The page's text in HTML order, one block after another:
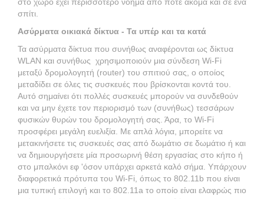
στο χώρο έχει περισσότερο νόημα από ποτέ ακόμα και σε ένα
σπίτι.
Ασύρματα οικιακά δίκτυα - Τα υπέρ και τα κατά
Τα ασύρματα δίκτυα που συνήθως αναφέρονται ως δίκτυα
WLAN και συνήθως χρησιμοποιούν μια σύνδεση Wi-Fi
μεταξύ δρομολογητή (router) του σπιτιού σας, ο οποίος
μεταδίδει σε όλες τις συσκευές που βρίσκονται κοντά του.
Αυτό σημαίνει ότι πολλές συσκευές μπορούν να συνδεθούν
και να μην έχετε τον περιορισμό των (συνήθως) τεσσάρων
φυσικών θυρών του δρομολογητή σας. Άρα, το Wi-Fi
προσφέρει μεγάλη ευελιξία. Με απλά λόγια, μπορείτε να
μετακινήσετε τις συσκευές σας από δωμάτιο σε δωμάτιο ή και
να δημιουργήσετε μία προσωρινή θέση εργασίας στο κήπο ή
στο μπαλκόνι εφ 'όσον υπάρχει αρκετά καλό σήμα. Υπάρχουν
διαφορετικά πρότυπα του Wi-Fi, όπως το 802.11b που είναι
μια τυπική επιλογή και το 802.11a το οποίο είναι ελαφρώς πιο